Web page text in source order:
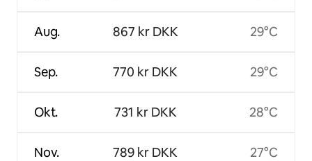
Aug.
Sep.
Okt.
Nov.
867 kr DKK
770 kr DKK
731 kr DKK
789 kr DKK
29°C
29°C
28°C
27°C